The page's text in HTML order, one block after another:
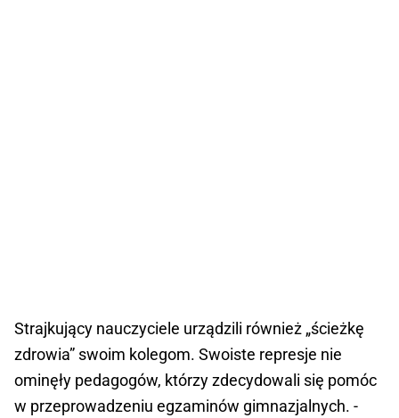
Strajkujący nauczyciele urządzili również „ścieżkę
zdrowia” swoim kolegom. Swoiste represje nie
ominęły pedagogów, którzy zdecydowali się pomóc
w przeprowadzeniu egzaminów gimnazjalnych. -